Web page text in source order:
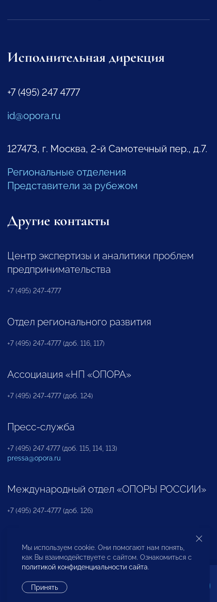
Исполнительная дирекция
+7 (495) 247 4777
id@opora.ru
127473, г. Москва, 2-й Самотечный пер., д.7.
Региональные отделения
Представители за рубежом
Другие контакты
Центр экспертизы и аналитики проблем
предпринимательства
+7 (495) 247-4777
Отдел регионального развития
+7 (495) 247-4777 (доб. 116, 117)
Ассоциация «НП «ОПОРА»
+7 (495) 247-4777 (доб. 124)
Пресс-служба
+7 (495) 247 4777 (доб. 115, 114, 113)
pressa@opora.ru
Международный отдел «ОПОРЫ РОССИИ»
+7 (495) 247-4777 (доб. 126)
Бюро по защите прав предпринимателей и
инвесторов
Мы используем cookie. Они помогают нам понять,
как Вы взаимодействуете с сайтом. Ознакомиться с
политикой конфиденциальности сайта.
Принять